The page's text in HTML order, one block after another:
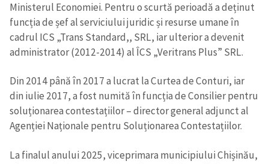
Ministerul Economiei. Pentru o scurtă perioadă a deținut
funcția de șef al serviciului juridic și resurse umane în
cadrul ICS „Trans Standard,, SRL, iar ulterior a devenit
administrator (2012-2014) al ÎCS „Veritrans Plus” SRL.
Din 2014 până în 2017 a lucrat la Curtea de Conturi, iar
din iulie 2017, a fost numită în funcția de Consilier pentru
soluționarea contestațiilor – director general adjunct al
Agenției Naționale pentru Soluționarea Contestațiilor.
La finalul anului 2025, viceprimara municipiului Chișinău,